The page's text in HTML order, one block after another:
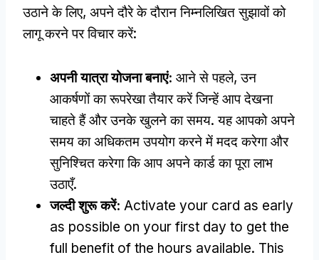
उठाने के लिए, अपने दौरे के दौरान निम्नलिखित सुझावों को
लागू करने पर विचार करें:
अपनी यात्रा योजना बनाएं: आने से पहले, उन
आकर्षणों का रूपरेखा तैयार करें जिन्हें आप देखना
चाहते हैं और उनके खुलने का समय. यह आपको अपने
समय का अधिकतम उपयोग करने में मदद करेगा और
सुनिश्चित करेगा कि आप अपने कार्ड का पूरा लाभ
उठाएँ.
जल्दी शुरू करें: Activate your card as early
as possible on your first day to get the
full benefit of the hours available. This